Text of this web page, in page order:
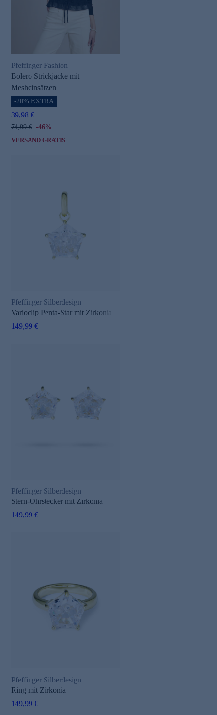
Pfeffinger Fashion
Bolero Strickjacke mit
Mesheinsätzen
-20% EXTRA
39,98 €
74,99 € -46%
VERSAND GRATIS
Pfeffinger Silberdesign
Varioclip Penta-Star mit Zirkonia
149,99 €
Pfeffinger Silberdesign
Stern-Ohrstecker mit Zirkonia
149,99 €
Pfeffinger Silberdesign
Ring mit Zirkonia
149,99 €